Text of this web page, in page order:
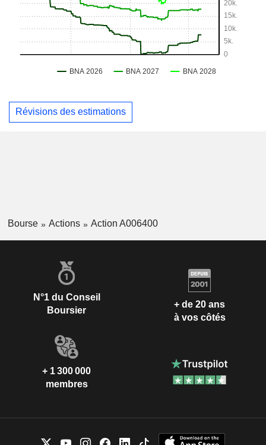
Révisions des estimations
Bourse Actions Action A006400
N°1 du Conseil
Boursier
+ de 20 ans
à vos côtés
+ 1 300 000
membres